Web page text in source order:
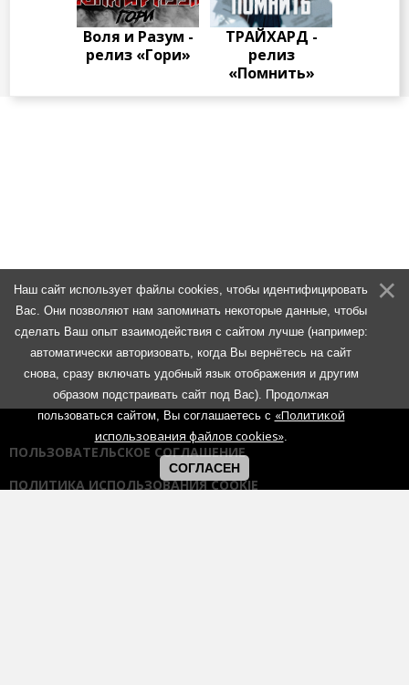
Воля и Разум -
релиз «Гори»
ТРАЙХАРД -
релиз
«Помнить»
ПОЛЬЗОВАТЕЛЬСКОЕ СОГЛАШЕНИЕ
ПОЛИТИКА ИСПОЛЬЗОВАНИЯ COOKIE
Наш сайт использует файлы cookies, чтобы идентифицировать
Вас. Они позволяют нам запоминать некоторые данные, чтобы
сделать Ваш опыт взаимодействия с сайтом лучше (например:
автоматически авторизовать, когда Вы вернётесь на сайт
снова, сразу включать удобный язык отображения и другим
образом подстраивать сайт под Вас). Продолжая
пользоваться сайтом, Вы соглашаетесь с «Политикой
использования файлов cookies».
СОГЛАСЕН